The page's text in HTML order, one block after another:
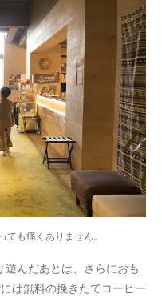
ても痛くありません。
んだあとは、さらにおも
は無料の挽きたてコーヒー